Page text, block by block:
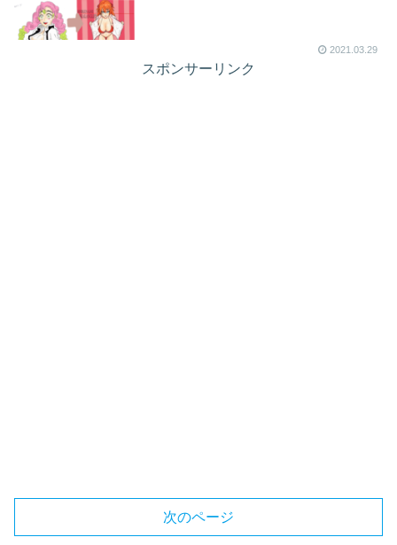
2021.03.29
スポンサーリンク
次のページ